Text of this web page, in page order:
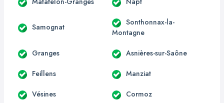
Samognat
Sonthonnax-la-
Montagne
Granges Asnières-sur-Saône
Feillens Manziat
Vésines Cormoz